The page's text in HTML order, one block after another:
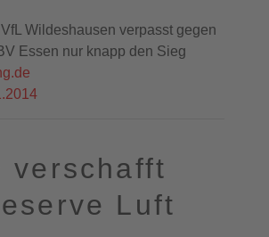
Wildeshausen verpasst gegen
Essen nur knapp den Sieg
verschafft
Luft